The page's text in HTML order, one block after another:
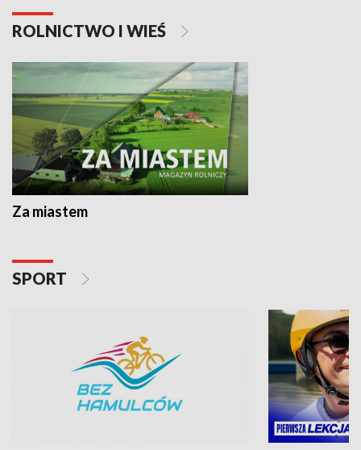
ROLNICTWO I WIEŚ
Za miastem
SPORT